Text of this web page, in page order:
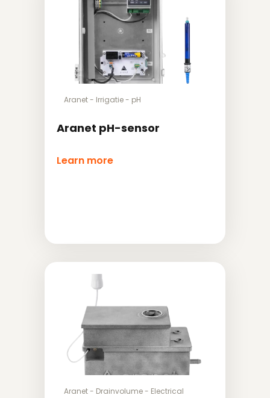
Aranet- Irrigatie- pH
Aranet pH-sensor
Learn more
Aranet- Drainvolume- Electrical